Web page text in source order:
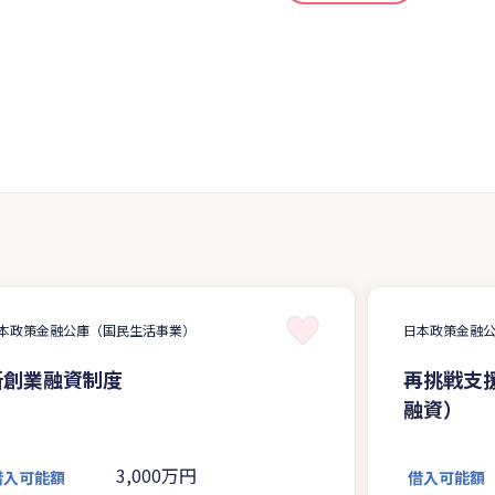
政策金融公庫（国民生活事業）
業融資制度
可能額
3,000万円
日本政策金融
再挑戦支
融資）
借入可能額